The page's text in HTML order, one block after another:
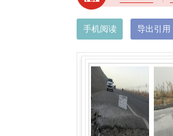
手机阅读 导出引用